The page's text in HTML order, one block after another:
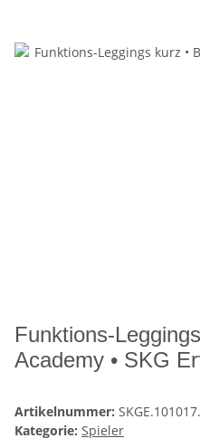
Funktions-
Academy • SKG
Artikelnummer:
Kategorie: Spieler